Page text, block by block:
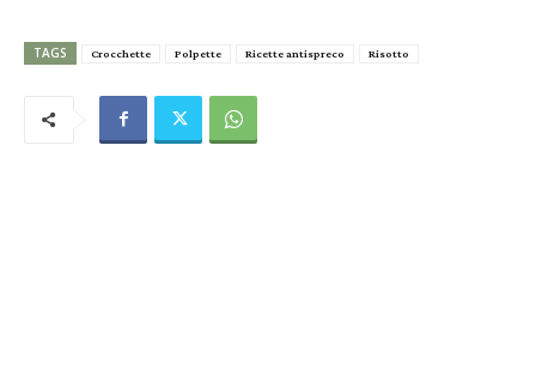
TAGS Crocchette Polpette Ricette antispreco Risotto